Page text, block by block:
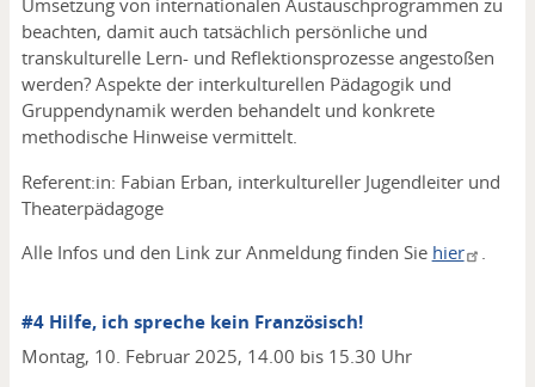
Umsetzung von internationalen Austauschprogrammen zu
beachten, damit auch tatsächlich persönliche und
transkulturelle Lern- und Reflektionsprozesse angestoßen
werden? Aspekte der interkulturellen Pädagogik und
Gruppendynamik werden behandelt und konkrete
methodische Hinweise vermittelt.
Referent:in: Fabian Erban, interkultureller Jugendleiter und
Theaterpädagoge
Alle Infos und den Link zur Anmeldung finden Sie hier
#4 Hilfe, ich spreche kein Französisch!
Montag, 10. Februar 2025, 14.00 bis 15.30 Uhr